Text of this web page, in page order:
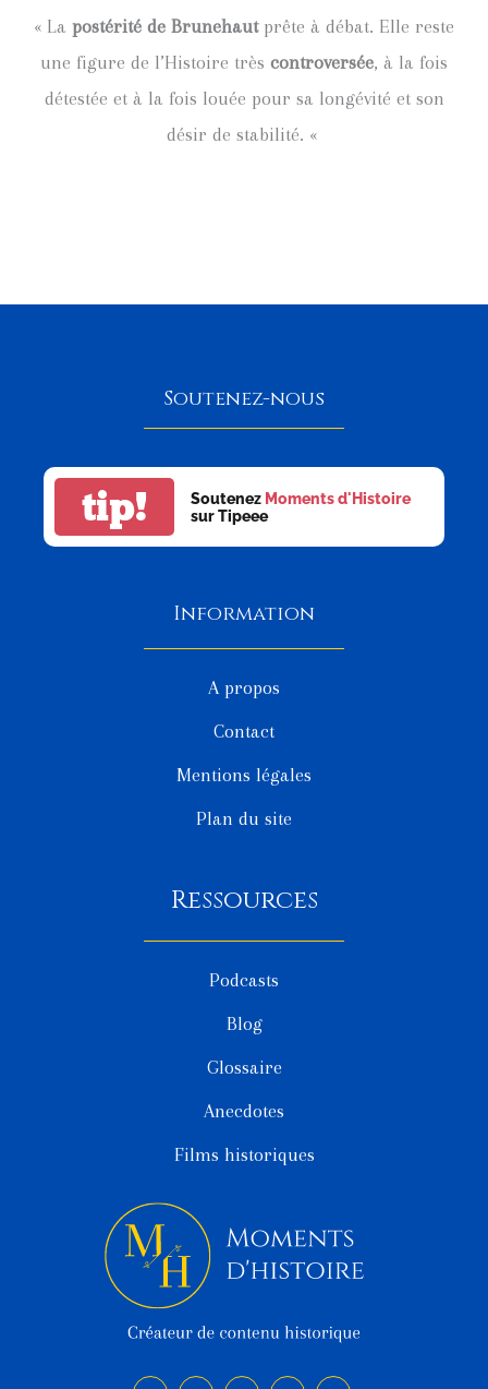
« La postérité de Brunehautprête à débat. Elle reste
une figure de l’Histoire très controversée, à la fois
détestée et à la fois louée pour sa longévité et son
désir de stabilité. «
Ressources
Podcasts
Blog
Glossaire
Anecdotes
Films historiques
Information
A propos
Contact
Mentions légales
Plan du site
Soutenez-nous
tip! Soutenez Moments d'Histoire
sur Tipeee